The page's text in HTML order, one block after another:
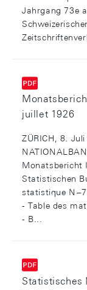
Jahrgang 73e
juillet 1926
ZÜRICH, 8. Juli
Monatsbericht
Statistischen
statistique
- Table des
- B...
Statistisches